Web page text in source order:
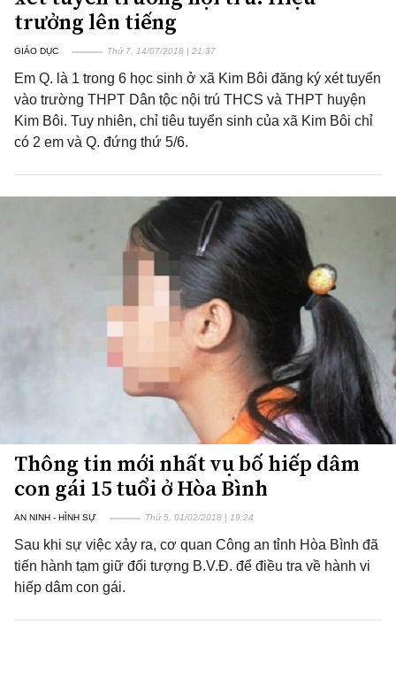
trưởng lên tiếng
GIÁO DỤC Thứ 7, 14/07/2018 | 21:37
Em Q. là 1 trong 6 học sinh ở xã Kim Bôi đăng ký xét tuyển
vào trường THPT Dân tộc nội trú THCS và THPT huyện
Kim Bôi. Tuy nhiên, chỉ tiêu tuyển sinh của xã Kim Bôi chỉ
có 2 em và Q. đứng thứ 5/6.
Thông tin mới nhất vụ bố hiếp dâm
con gái 15 tuổi ở Hòa Bình
AN NINH - HÌNH SỰ Thứ 5, 01/02/2018 | 19:24
Sau khi sự việc xảy ra, cơ quan Công an tỉnh Hòa Bình đã
tiến hành tạm giữ đối tượng B.V.Đ. để điều tra về hành vi
hiếp dâm con gái.